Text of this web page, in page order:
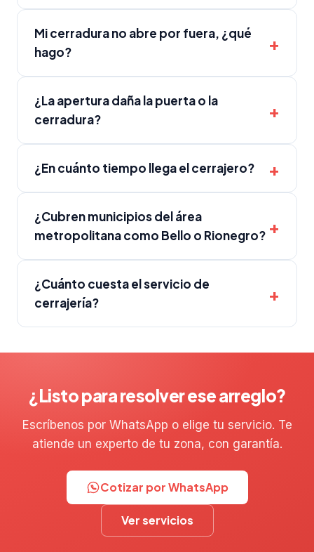
Mi cerradura no abre por fuera, ¿qué
hago?
¿La apertura daña la puerta o la
cerradura?
¿En cuánto tiempo llega el cerrajero?
¿Cubren municipios del área
metropolitana como Bello o Rionegro?
¿Cuánto cuesta el servicio de
cerrajería?
¿Listo para resolver ese arreglo?
Escríbenos por WhatsApp o elige tu servicio. Te
atiende un experto de tu zona, con garantía.
Cotizar por WhatsApp
Ver servicios